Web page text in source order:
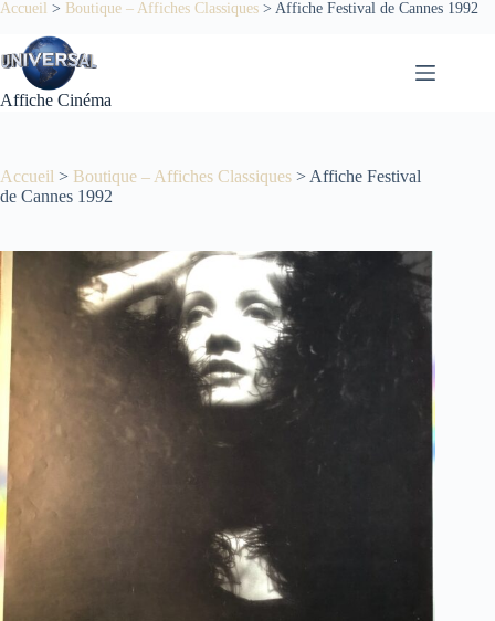
Passer
contenu
Accueil > Boutique – Affiches Classiques > Affiche Festival de Cannes 1992
Affiche Cinéma
Accueil > Boutique – Affiches Classiques > Affiche Festival
de Cannes 1992